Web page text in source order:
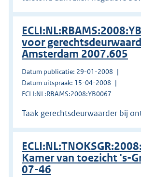
voor
Amsterdam 2007.605
Datum publicatie: 29-01-2008
Datum uitspraak: 15-04-2008
ECLI:NL:RBAMS:2008:YB0067
Taak gerechtsdeurwaarder bij
Kamer van toezicht 's-
07-46